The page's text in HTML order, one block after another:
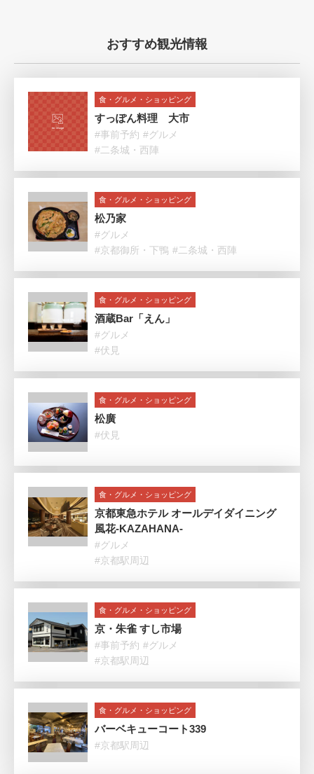
おすすめ観光情報
食・グルメ・ショッピング
すっぽん料理 大市
#事前予約 #グルメ
#二条城・西陣
食・グルメ・ショッピング
松乃家
#グルメ
#京都御所・下鴨 #二条城・西陣
食・グルメ・ショッピング
酒蔵Bar「えん」
#グルメ
#伏見
食・グルメ・ショッピング
松廣
#伏見
食・グルメ・ショッピング
京都東急ホテル オールデイダイニング
風花‐KAZAHANA-
#グルメ
#京都駅周辺
食・グルメ・ショッピング
京・朱雀 すし市場
#事前予約 #グルメ
#京都駅周辺
食・グルメ・ショッピング
バーベキューコート339
#京都駅周辺